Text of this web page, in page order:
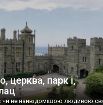
церква, парк і,
чи не найвідомішою людиною